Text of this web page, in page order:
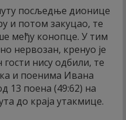
посљедње дионице
и потом закуцао, те
међу конопце. У тим
нервозан, кренуо је
нису одбили, те
и поенима Ивана
13 поена (49:62) на
до краја утакмице.